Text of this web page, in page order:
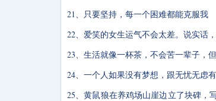
21、只要坚持，每一个困难都能克服我
22、爱笑的女生运气不会太差。说实话
23、生活就像一杯茶，不会苦一辈子，
24、一个人如果没有梦想，跟无忧无虑
25、黄鼠狼在养鸡场山崖边立了块碑，